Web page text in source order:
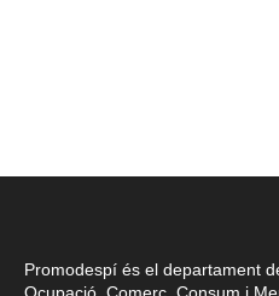
Promodespí és el departament